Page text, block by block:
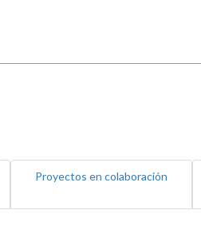
Proyectos en colaboración